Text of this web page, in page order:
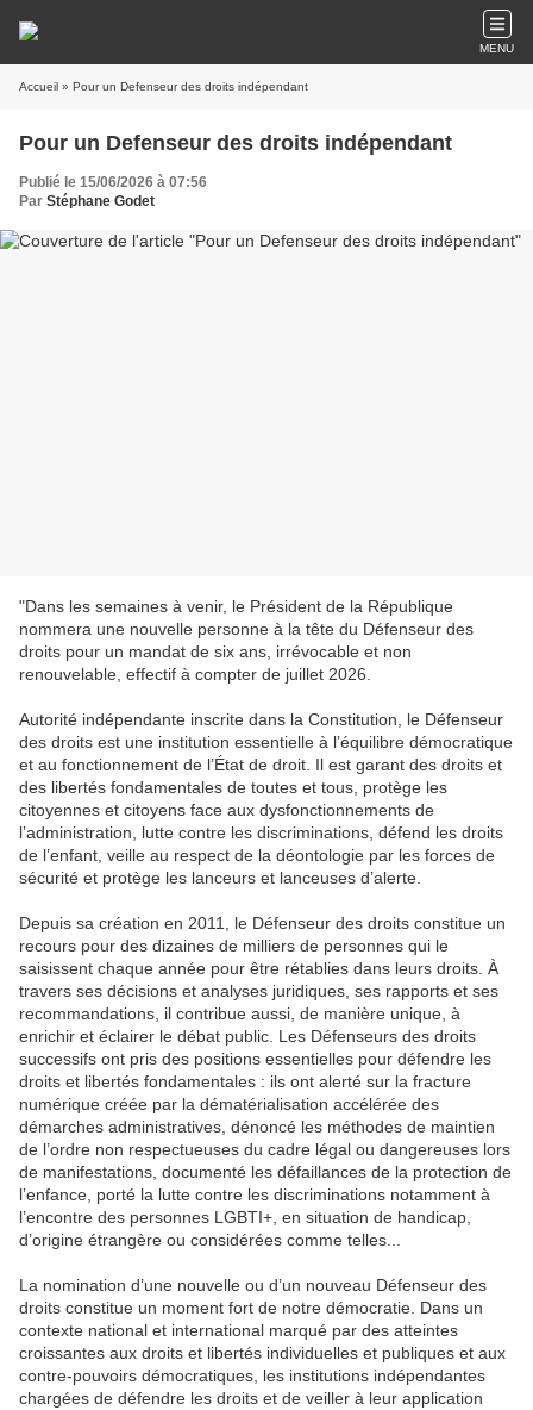
MENU
Accueil » Pour un Defenseur des droits indépendant
Pour un Defenseur des droits indépendant
Publié le 15/06/2026 à 07:56
Par Stéphane Godet
"Dans les semaines à venir, le Président de la République
nommera une nouvelle personne à la tête du Défenseur des
droits pour un mandat de six ans, irrévocable et non
renouvelable, effectif à compter de juillet 2026.
Autorité indépendante inscrite dans la Constitution, le Défenseur
des droits est une institution essentielle à l’équilibre démocratique
et au fonctionnement de l’État de droit. Il est garant des droits et
des libertés fondamentales de toutes et tous, protège les
citoyennes et citoyens face aux dysfonctionnements de
l’administration, lutte contre les discriminations, défend les droits
de l’enfant, veille au respect de la déontologie par les forces de
sécurité et protège les lanceurs et lanceuses d’alerte.
Depuis sa création en 2011, le Défenseur des droits constitue un
recours pour des dizaines de milliers de personnes qui le
saisissent chaque année pour être rétablies dans leurs droits. À
travers ses décisions et analyses juridiques, ses rapports et ses
recommandations, il contribue aussi, de manière unique, à
enrichir et éclairer le débat public. Les Défenseurs des droits
successifs ont pris des positions essentielles pour défendre les
droits et libertés fondamentales : ils ont alerté sur la fracture
numérique créée par la dématérialisation accélérée des
démarches administratives, dénoncé les méthodes de maintien
de l’ordre non respectueuses du cadre légal ou dangereuses lors
de manifestations, documenté les défaillances de la protection de
l’enfance, porté la lutte contre les discriminations notamment à
l’encontre des personnes LGBTI+, en situation de handicap,
d’origine étrangère ou considérées comme telles...
La nomination d’une nouvelle ou d’un nouveau Défenseur des
droits constitue un moment fort de notre démocratie. Dans un
contexte national et international marqué par des atteintes
croissantes aux droits et libertés individuelles et publiques et aux
contre-pouvoirs démocratiques, les institutions indépendantes
chargées de défendre les droits et de veiller à leur application